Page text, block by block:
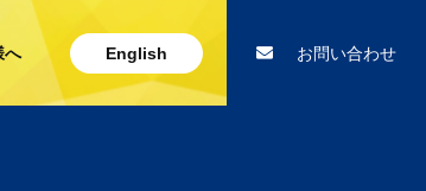
へ English お問い合わせ